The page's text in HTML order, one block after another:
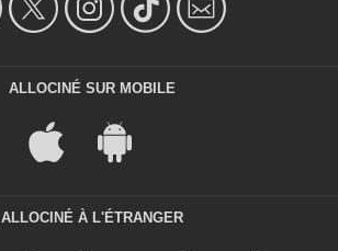
ALLOCINÉ SUR MOBILE
ALLOCINÉ À L'ÉTRANGER